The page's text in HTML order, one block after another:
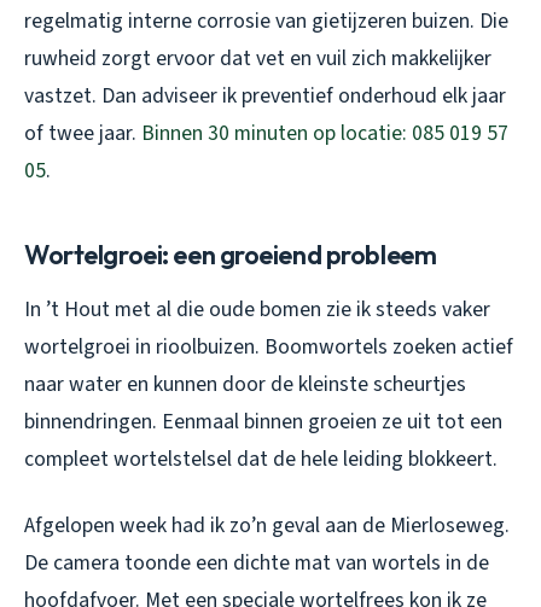
regelmatig interne corrosie van gietijzeren buizen. Die
ruwheid zorgt ervoor dat vet en vuil zich makkelijker
vastzet. Dan adviseer ik preventief onderhoud elk jaar
of twee jaar. Binnen 30 minuten op locatie: 085 019 57
05.
Wortelgroei: een groeiend probleem
In ’t Hout met al die oude bomen zie ik steeds vaker
wortelgroei in rioolbuizen. Boomwortels zoeken actief
naar water en kunnen door de kleinste scheurtjes
binnendringen. Eenmaal binnen groeien ze uit tot een
compleet wortelstelsel dat de hele leiding blokkeert.
Afgelopen week had ik zo’n geval aan de Mierloseweg.
De camera toonde een dichte mat van wortels in de
hoofdafvoer. Met een speciale wortelfrees kon ik ze